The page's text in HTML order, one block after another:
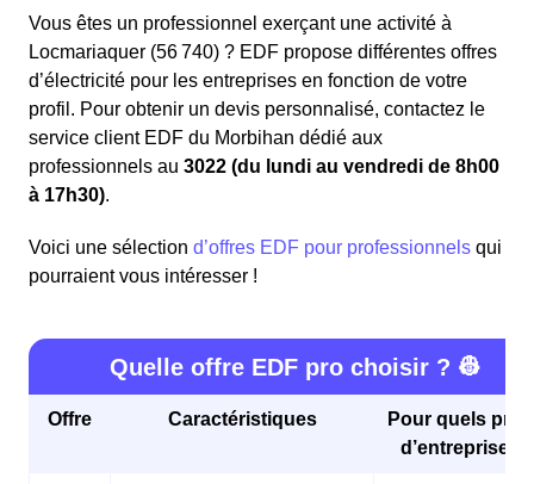
Vous êtes un professionnel exerçant une activité à
Locmariaquer (56 740) ? EDF propose différentes offres
d’électricité pour les entreprises en fonction de votre
profil. Pour obtenir un devis personnalisé, contactez le
service client EDF du Morbihan dédié aux
professionnels au 3022 (du lundi au vendredi de 8h00
à 17h30).
Voici une sélection d’offres EDF pour professionnels qui
pourraient vous intéresser !
Quelle offre EDF pro choisir ? 👷
Offre Caractéristiques
Pour quels
d’entreprises